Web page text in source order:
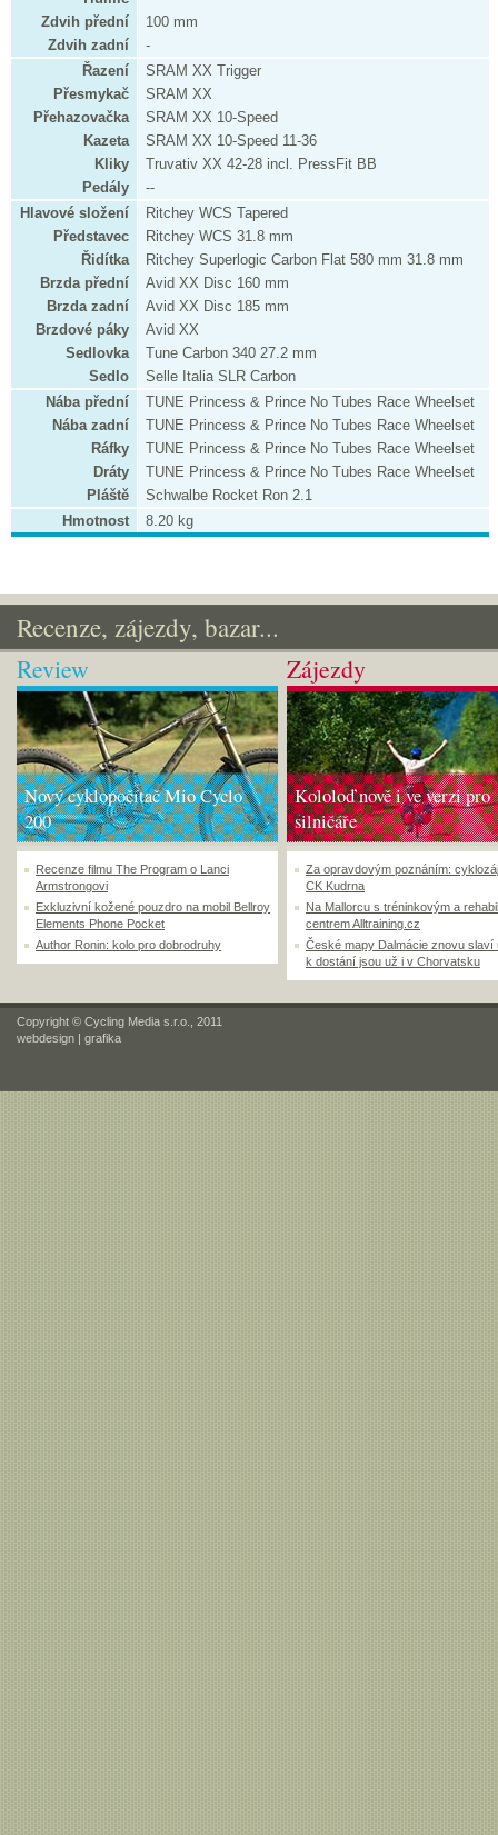
Zdvih přední
100 mm
Zdvih zadní
-
Řazení
SRAM XX Trigger
Přesmykač
SRAM XX
Přehazovačka
SRAM XX 10-Speed
Kazeta
SRAM XX 10-Speed 11-36
Kliky
Truvativ XX 42-28 incl. PressFit BB
Pedály
--
Hlavové složení
Ritchey WCS Tapered
Představec
Ritchey WCS 31.8 mm
Řidítka
Ritchey Superlogic Carbon Flat 580 mm 31.8 mm
Brzda přední
Avid XX Disc 160 mm
Brzda zadní
Avid XX Disc 185 mm
Brzdové páky
Avid XX
Sedlovka
Tune Carbon 340 27.2 mm
Sedlo
Selle Italia SLR Carbon
Nába přední
TUNE Princess & Prince No Tubes Race Wheelset
Nába zadní
TUNE Princess & Prince No Tubes Race Wheelset
Ráfky
TUNE Princess & Prince No Tubes Race Wheelset
Dráty
TUNE Princess & Prince No Tubes Race Wheelset
Pláště
Schwalbe Rocket Ron 2.1
Hmotnost
8.20 kg
Recenze, zájezdy, bazar...
Review
Nový cyklopočítač Mio Cyclo
200
Recenze filmu The Program o Lanci
Armstrongovi
Exkluzivní kožené pouzdro na mobil Bellroy
Elements Phone Pocket
Author Ronin: kolo pro dobrodruhy
Zájezdy
Kololoď nově i ve verzi pro
silničáře
Za opravdovým poznáním:
CK Kudrna
Na Mallorcu s tréninkovým a
centrem Alltraining.cz
České mapy Dalmácie znovu slaví
k dostání jsou už i v Chorvatsku
Copyright © Cycling Media s.r.o., 2011
webdesign | grafika